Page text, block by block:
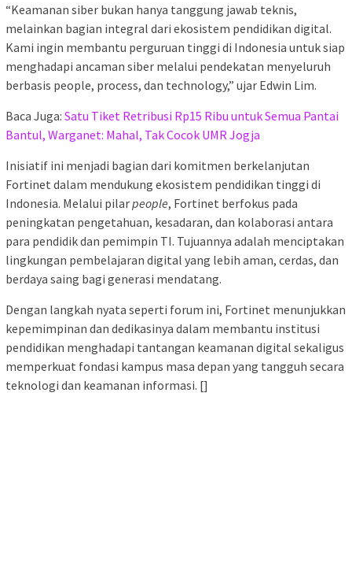
“Keamanan siber bukan hanya tanggung jawab teknis,
melainkan bagian integral dari ekosistem pendidikan digital.
Kami ingin membantu perguruan tinggi di Indonesia untuk siap
menghadapi ancaman siber melalui pendekatan menyeluruh
berbasis people, process, dan technology,” ujar Edwin Lim.
Baca Juga: Satu Tiket Retribusi Rp15 Ribu untuk Semua Pantai
Bantul, Warganet: Mahal, Tak Cocok UMR Jogja
Inisiatif ini menjadi bagian dari komitmen berkelanjutan
Fortinet dalam mendukung ekosistem pendidikan tinggi di
Indonesia. Melalui pilarpeople, Fortinet berfokus pada
peningkatan pengetahuan, kesadaran, dan kolaborasi antara
para pendidik dan pemimpin TI. Tujuannya adalah menciptakan
lingkungan pembelajaran digital yang lebih aman, cerdas, dan
berdaya saing bagi generasi mendatang.
Dengan langkah nyata seperti forum ini, Fortinet menunjukkan
kepemimpinan dan dedikasinya dalam membantu institusi
pendidikan menghadapi tantangan keamanan digital sekaligus
memperkuat fondasi kampus masa depan yang tangguh secara
teknologi dan keamanan informasi. []